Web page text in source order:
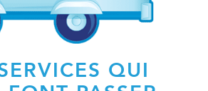
QUI